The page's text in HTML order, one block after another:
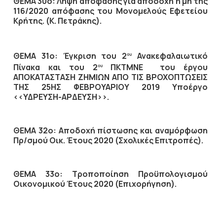
116/2020 απόφασης του Μονομελούς Εφετείου
Κρήτης. (Κ. Πετράκης).
ΘΕΜΑ 31ο: Έγκριση του 2ου
Ανακεφαλαιωτικό
Πίνακα και του 2ου ΠΚΤΜΝΕ του έργου
ΑΠΟΚΑΤΑΣΤΑΣΗ ΖΗΜΙΩΝ ΑΠΟ ΤΙΣ ΒΡΟΧΟΠΤΩΣΕΙΣ
ΤΗΣ 25ΗΣ ΦΕΒΡΟΥΑΡΙΟΥ 2019 Υποέργο
<<ΥΔΡΕΥΣΗ-ΑΡΔΕΥΣΗ>>.
ΘΕΜΑ 32ο: Αποδοχή πίστωσης και αναμόρφωση
Πρ/σμού Οικ. Έτους 2020 (Σχολικές Επιτροπές).
ΘΕΜΑ 33ο: Τροποποίηση Προϋπολογισμού
Οικονομικού Έτους 2020 (Επιχορήγηση).